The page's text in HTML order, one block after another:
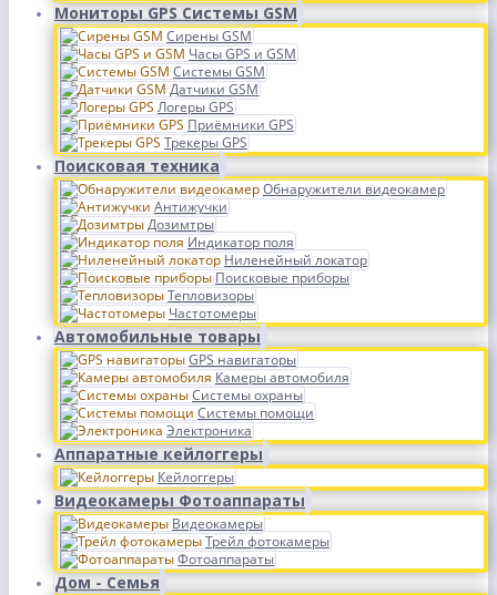
Мониторы GPS Системы GSM
Сирены GSM
Часы GPS и GSM
Системы GSM
Датчики GSM
Логеры GPS
Приёмники GPS
Трекеры GPS
Поисковая техника
Обнаружители видеокамер
Антижучки
Дозимтры
Индикатор поля
Ниленейный локатор
Поисковые приборы
Тепловизоры
Частотомеры
Автомобильные товары
GPS навигаторы
Камеры автомобиля
Системы охраны
Системы помощи
Электроника
Аппаратные кейлоггеры
Кейлоггеры
Видеокамеры Фотоаппараты
Видеокамеры
Трейл фотокамеры
Фотоаппараты
Дом - Семья